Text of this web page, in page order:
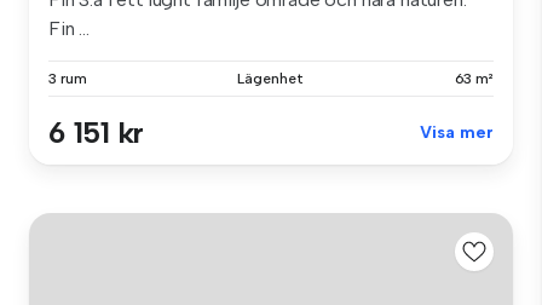
Fin ...
3 rum Lägenhet 63 m²
6 151 kr Visa mer